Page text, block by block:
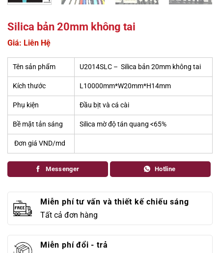
Silica bản 20mm không tai
Giá: Liên Hệ
Tên sản phẩm U2014SLC – Silica bản 20mm không tai
Kích thước L10000mm*W20mm*H14mm
Phụ kiện Đầu bịt và cá cài
Bề mặt tản sáng Silica mờ độ tán quang <65%
Đơn giá VND/md
Messenger Hotline
Miễn phí tư vấn và thiết kế chiếu sáng
Tất cả đơn hàng
Miễn phí đổi - trả